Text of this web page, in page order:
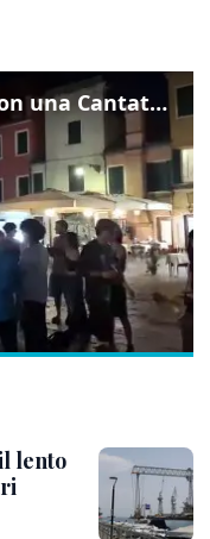
Venezia omaggia Guccini con una Cantata Anarchica in campo Santa Margherita
lento